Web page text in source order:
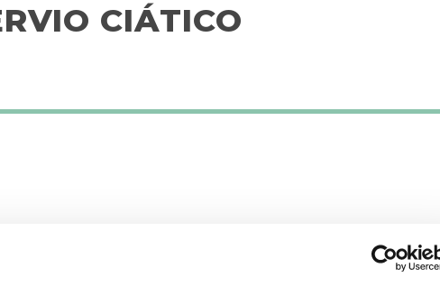
CIÁTICO